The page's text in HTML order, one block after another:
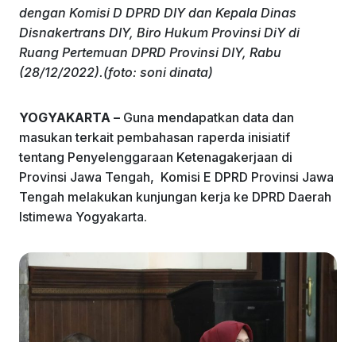
e
b
o
o
k
e
dI
n
s
A
p
gr
a
m
l
e
dengan Komisi D DPRD DIY dan Kepala Dinas
Disnakertrans DIY, Biro Hukum Provinsi DiY di
Ruang Pertemuan DPRD Provinsi DIY, Rabu
(28/12/2022).(foto: soni dinata)
YOGYAKARTA – Guna mendapatkan data dan
masukan terkait pembahasan raperda inisiatif
tentang Penyelenggaraan Ketenagakerjaan di
Provinsi Jawa Tengah, Komisi E DPRD Provinsi Jawa
Tengah melakukan kunjungan kerja ke DPRD Daerah
Istimewa Yogyakarta.